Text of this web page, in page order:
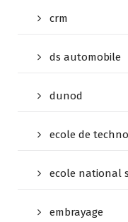
crm
ds automobile
dunod
ecole de
ecole national
embrayage